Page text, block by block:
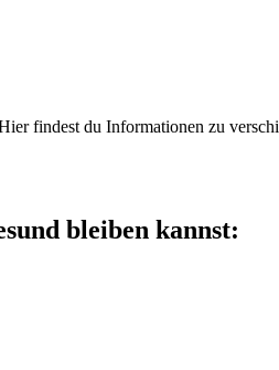
findest du Informationen zu
bleiben kannst: